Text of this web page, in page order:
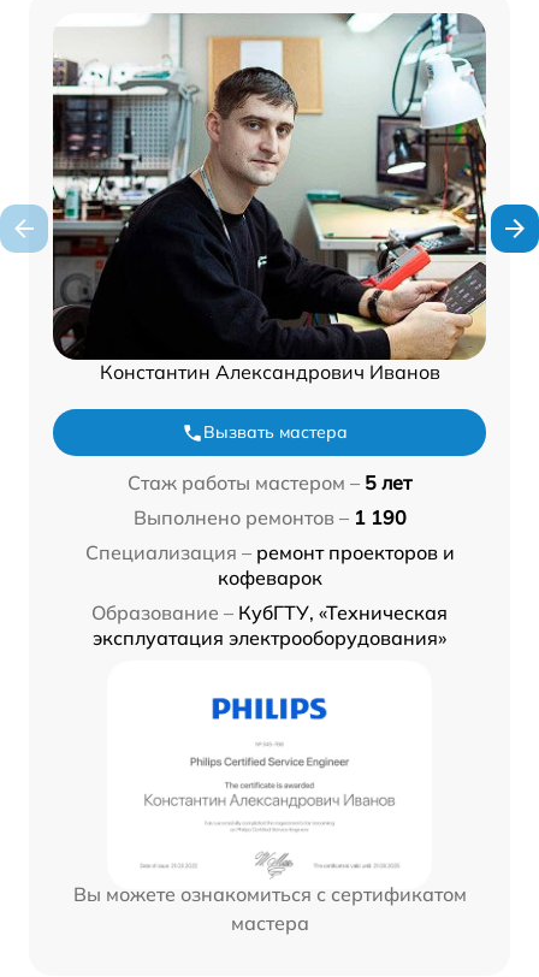
Константин Александрович Иванов
Вызвать мастера
Стаж работы мастером – 5 лет
Выполнено ремонтов – 1 190
Специализация – ремонт проекторов и
кофеварок
Образование – КубГТУ, «Техническая
эксплуатация электрооборудования»
Вы можете ознакомиться с сертификатом
мастера